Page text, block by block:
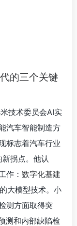
的三个关键
技术委员会AI实
汽车智能制造方
标志着汽车行业
新拐点。他认
作： 数字化基建
大模型技术。小
测方面取得突
测和内部缺陷检